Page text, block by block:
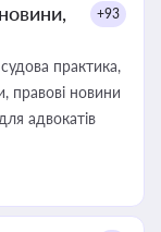
+93
практика,
правові новини
адвокатів